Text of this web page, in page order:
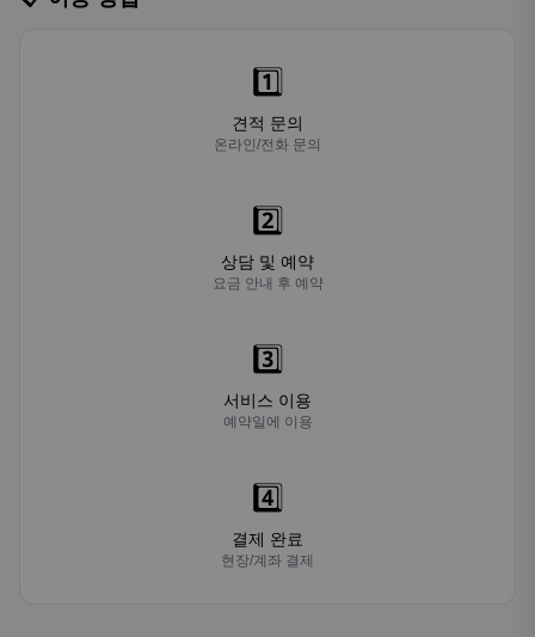
1️⃣
견적 문의
온라인/전화 문의
2️⃣
상담 및 예약
요금 안내 후 예약
3️⃣
서비스 이용
예약일에 이용
4️⃣
결제 완료
현장/계좌 결제